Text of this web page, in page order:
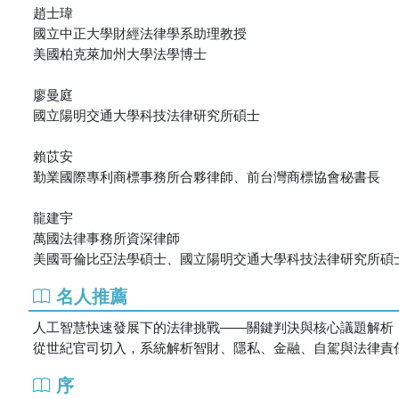
趙士瑋
國立中正大學財經法律學系助理教授
美國柏克萊加州大學法學博士
廖曼庭
國立陽明交通大學科技法律研究所碩士
賴苡安
勤業國際專利商標事務所合夥律師、前台灣商標協會秘書長
龍建宇
萬國法律事務所資深律師
美國哥倫比亞法學碩士、國立陽明交通大學科技法律研究所碩
名人推薦
人工智慧快速發展下的法律挑戰――關鍵判決與核心議題解析
從世紀官司切入，系統解析智財、隱私、金融、自駕與法律責
序